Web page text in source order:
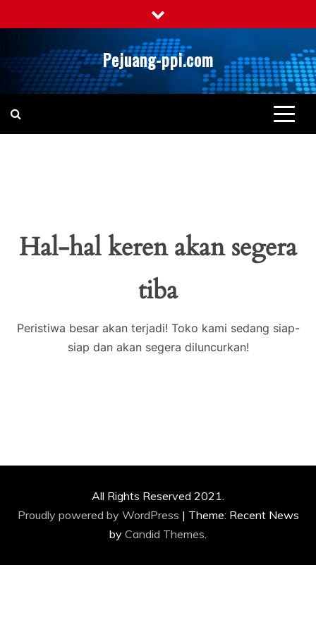
to
Pejuang-ppi.com
Hal-hal keren akan segera
tiba
Peristiwa besar akan terjadi! Toko kami sedang siap-
siap dan akan segera diluncurkan!
All Rights Reserved 2021.
Proudly powered by WordPress | Theme: Recent News
by Candid Themes.